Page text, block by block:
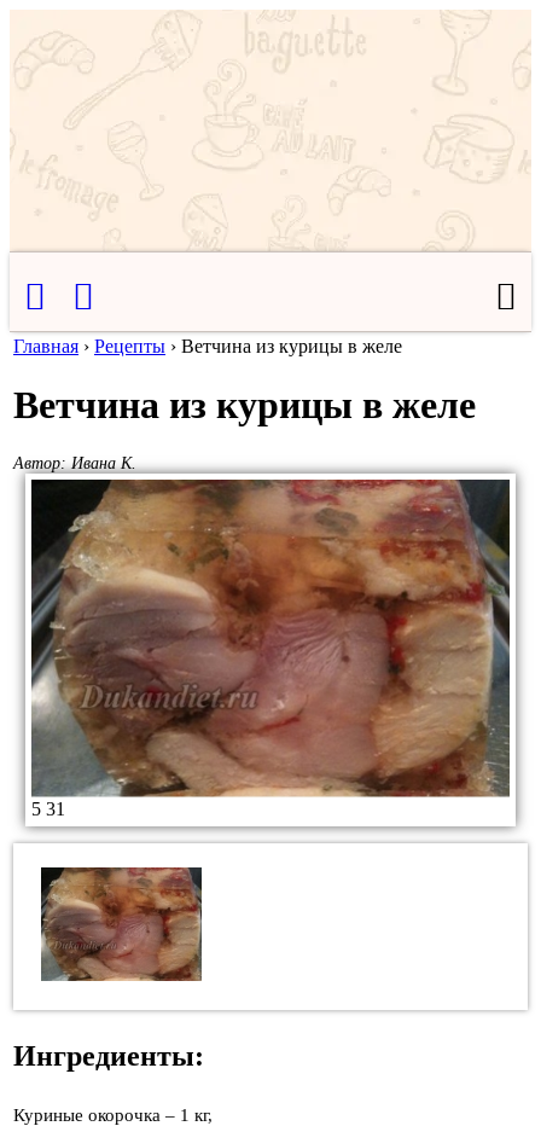
Главная › Рецепты › Ветчина из курицы в желе
Ветчина из курицы в желе
Автор: Ивана К.
5 31
Ингредиенты:
Куриные окорочка – 1 кг,